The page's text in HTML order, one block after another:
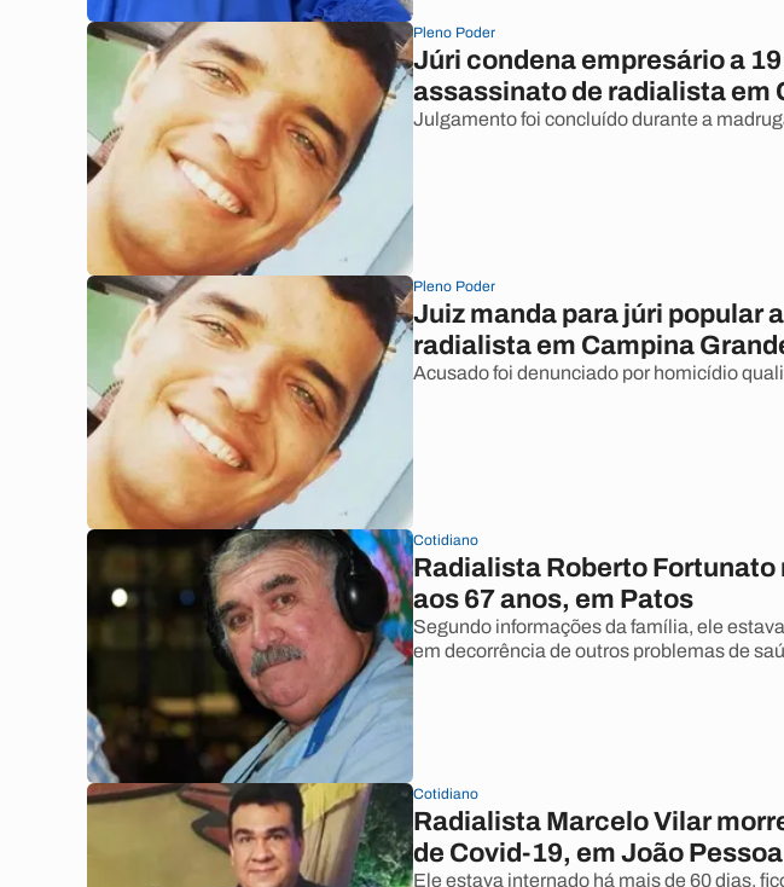
Pleno Poder
Júri condena empresário a
assassinato de radialista em
Julgamento foi concluído durante a
Pleno Poder
Juiz manda para júri popular
radialista em Campina
Acusado foi denunciado por homicídio
Cotidiano
Radialista Roberto Fortunato
aos 67 anos, em Patos
Segundo informações da família, ele
em decorrência de outros problemas de
Cotidiano
Radialista Marcelo Vilar
de Covid-19, em João Pessoa
Ele estava internado há mais de 60 dias,